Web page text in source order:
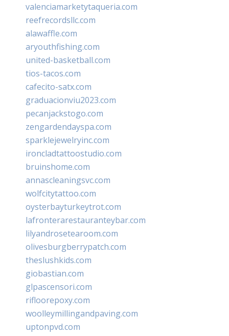
valenciamarketytaqueria.com
reefrecordsllc.com
alawaffle.com
aryouthfishing.com
united-basketball.com
tios-tacos.com
cafecito-satx.com
graduacionviu2023.com
pecanjackstogo.com
zengardendayspa.com
sparklejewelryinc.com
ironcladtattoostudio.com
bruinshome.com
annascleaningsvc.com
wolfcitytattoo.com
oysterbayturkeytrot.com
lafronterarestauranteybar.com
lilyandrosetearoom.com
olivesburgberrypatch.com
theslushkids.com
giobastian.com
glpascensori.com
rifloorepoxy.com
woolleymillingandpaving.com
uptonpvd.com